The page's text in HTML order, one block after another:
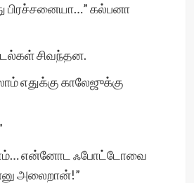
பிரச்சனையா…” கல்பனா
சிவந்தன.
எதுக்கு காலேஜுக்கு
என்னோட ஃபோட்டோவை
அலைறான்!”